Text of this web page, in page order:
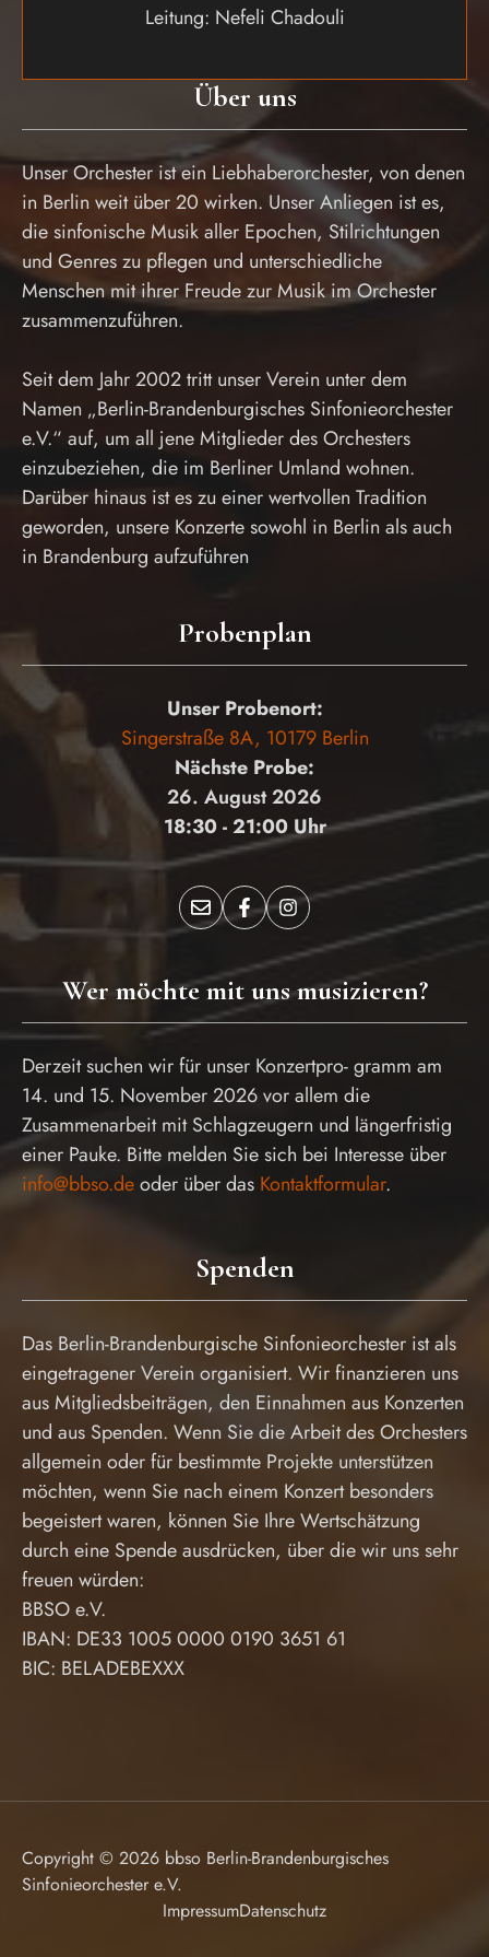
Über uns
Unser Orchester ist ein Liebhaberorchester, von denen
in Berlin weit über 20 wirken. Unser Anliegen ist es,
die sinfonische Musik aller Epochen, Stilrichtungen
und Genres zu pflegen und unterschiedliche
Menschen mit ihrer Freude zur Musik im Orchester
zusammenzuführen.
Seit dem Jahr 2002 tritt unser Verein unter dem
Namen „Berlin-Brandenburgisches Sinfonieorchester
e.V.“ auf, um all jene Mitglieder des Orchesters
einzubeziehen, die im Berliner Umland wohnen.
Darüber hinaus ist es zu einer wertvollen Tradition
geworden, unsere Konzerte sowohl in Berlin als auch
in Brandenburg aufzuführen
Probenplan
Unser Probenort:
Singerstraße 8A, 10179 Berlin
Nächste Probe:
26. August 2026
18:30 - 21:00 Uhr
Leitung: Nefeli Chadouli
Wer möchte mit uns musizieren?
Derzeit suchen wir für unser Konzertpro- gramm am
14. und 15. November 2026 vor allem die
Zusammenarbeit mit Schlagzeugern und längerfristig
einer Pauke. Bitte melden Sie sich bei Interesse über
info@bbso.deoder über das Kontaktformular.
Spenden
Das Berlin-Brandenburgische Sinfonieorchester ist als
eingetragener Verein organisiert. Wir finanzieren uns
aus Mitgliedsbeiträgen, den Einnahmen aus Konzerten
und aus Spenden. Wenn Sie die Arbeit des Orchesters
allgemein oder für bestimmte Projekte unterstützen
möchten, wenn Sie nach einem Konzert besonders
begeistert waren, können Sie Ihre Wertschätzung
durch eine Spende ausdrücken, über die wir uns sehr
freuen würden:
BBSO e.V.
IBAN: DE33 1005 0000 0190 3651 61
BIC: BELADEBEXXX
Copyright © 2026 bbso Berlin-Brandenburgisches
Sinfonieorchester e.V.
ImpressumDatenschutz